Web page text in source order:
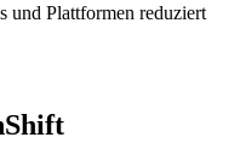
und Plattformen reduziert